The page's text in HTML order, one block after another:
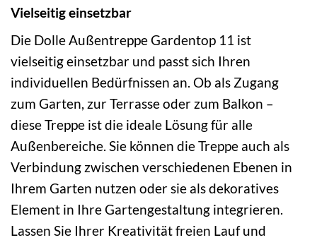
Vielseitig einsetzbar
Die Dolle Außentreppe Gardentop 11 ist
vielseitig einsetzbar und passt sich Ihren
individuellen Bedürfnissen an. Ob als Zugang
zum Garten, zur Terrasse oder zum Balkon –
diese Treppe ist die ideale Lösung für alle
Außenbereiche. Sie können die Treppe auch als
Verbindung zwischen verschiedenen Ebenen in
Ihrem Garten nutzen oder sie als dekoratives
Element in Ihre Gartengestaltung integrieren.
Lassen Sie Ihrer Kreativität freien Lauf und